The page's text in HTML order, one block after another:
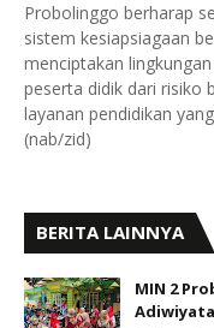
Probolinggo berharap
sistem kesiapsiagaan
menciptakan
peserta didik dari risiko
layanan pendidikan
(nab/zid)
BERITA LAINNYA
MIN 2